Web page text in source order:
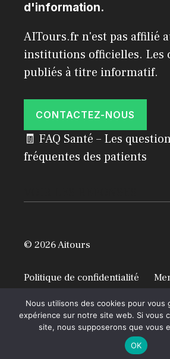
d'information.
AITours.fr n'est pas affilié
institutions officielles. Les
publiés à titre informatif.
CONTACTEZ-NOUS
🧾 FAQ Santé – Les
fréquentes des patients
© 2026 Aitours
Politique de confidentialité
Nous utilisons des cookies pour vous
expérience sur notre site web. Si vous
site, nous supposerons que vous
OK